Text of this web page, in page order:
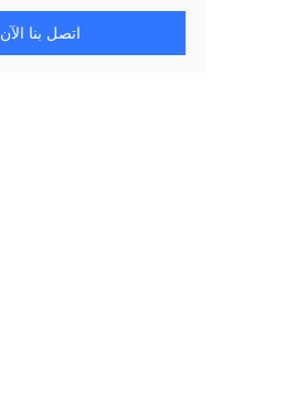
اتصل بنا الآن